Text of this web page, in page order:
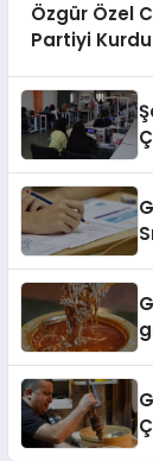
Özgür Özel
Partiyi Kurdu